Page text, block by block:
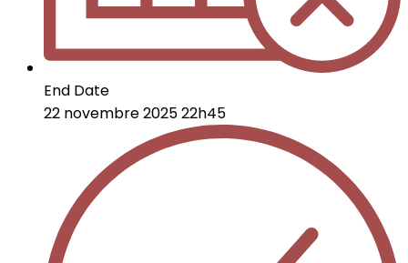
End Date
22 novembre 2025 22h45